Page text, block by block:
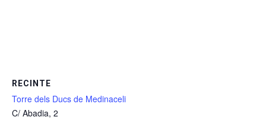
RECINTE
Torre dels Ducs de Medinaceli
C/ Abadia, 2